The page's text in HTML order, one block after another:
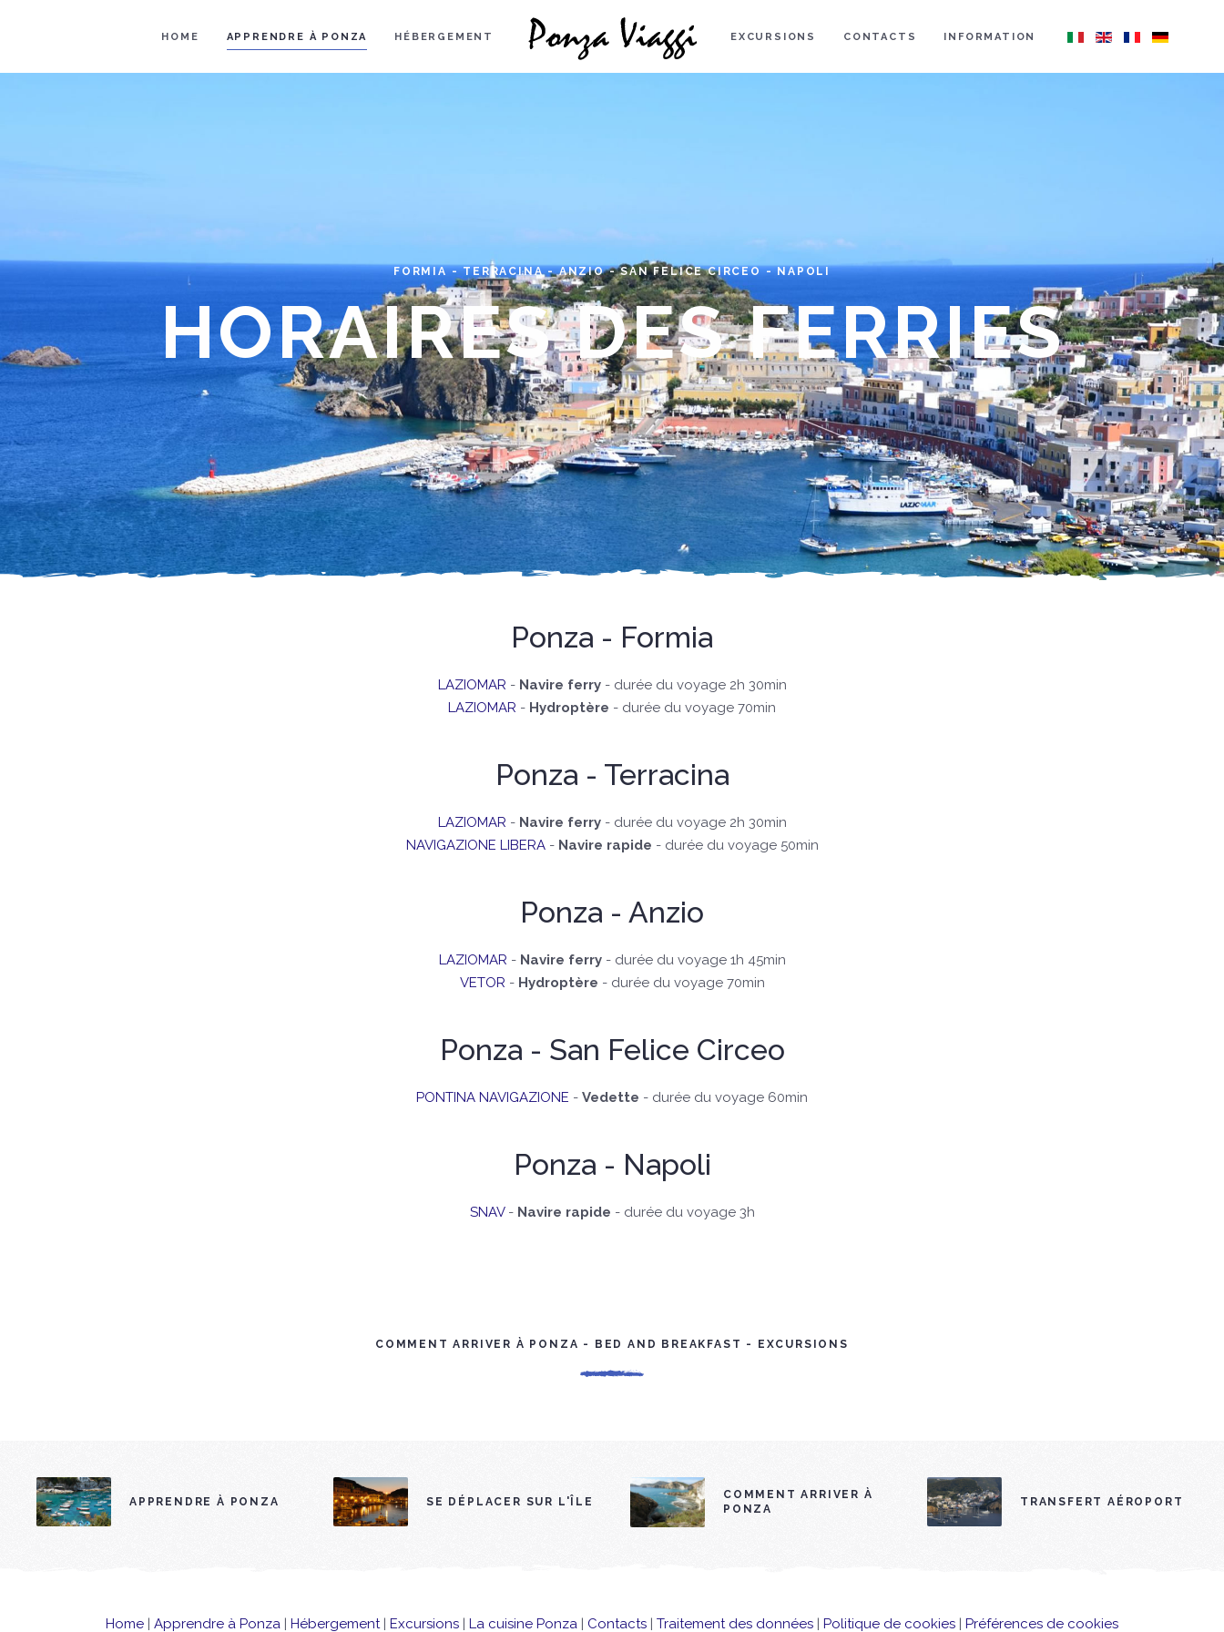
HOME APPRENDRE À PONZA HÉBERGEMENT EXCURSIONS CONTACTS INFORMATION
FORMIA - TERRACINA - ANZIO - SAN FELICE CIRCEO - NAPOLI
HORAIRES DES FERRIES
Ponza - Formia
LAZIOMAR - Navire ferry- durée du voyage 2h 30min
LAZIOMAR - Hydroptère - durée du voyage 70min
Ponza - Terracina
LAZIOMAR - Navire ferry- durée du voyage 2h 30min
NAVIGAZIONE LIBERA- Navire rapide - durée du voyage 50min
Ponza - Anzio
LAZIOMAR - Navire ferry- durée du voyage 1h 45min
VETOR - Hydroptère - durée du voyage 70min
Ponza - San Felice Circeo
PONTINA NAVIGAZIONE - Vedette - durée du voyage 60min
Ponza - Napoli
SNAV- Navire rapide - durée du voyage 3h
COMMENT ARRIVER À PONZA - BED AND BREAKFAST - EXCURSIONS
APPRENDRE À PONZA SE DÉPLACER SUR L'ÎLE
COMMENT ARRIVER À
PONZA
TRANSFERT AÉROPORT
Home | Apprendre à Ponza | Hébergement | Excursions | La cuisine Ponza | Contacts | Traitement des données | Politique de cookies | Préférences de cookies